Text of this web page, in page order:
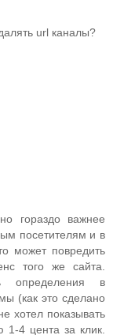
url каналы?
гораздо важнее
посетителям и в
может повредить
того же сайта.
определения в
(как это сделано
хотел показывать
1-4 цента за клик.